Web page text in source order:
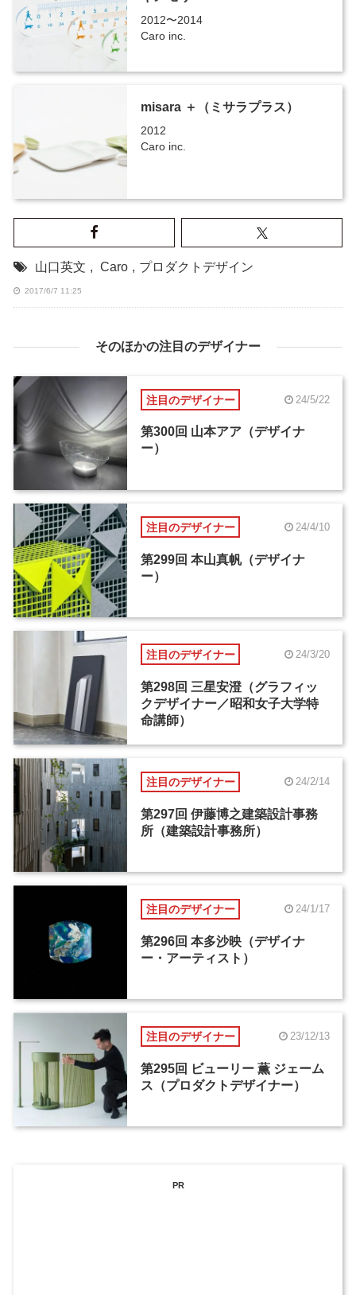
2012〜2014
Caro inc.
misara ＋（ミサラプラス）
2012
Caro inc.
山口英文 , Caro , プロダクトデザイン
2017/6/7 11:25
そのほかの注目のデザイナー
注目のデザイナー 24/5/22
第300回 山本アア（デザイナ
ー）
注目のデザイナー 24/4/10
第299回 本山真帆（デザイナ
ー）
注目のデザイナー 24/3/20
第298回 三星安澄（グラフィッ
クデザイナー／昭和女子大学特
命講師）
注目のデザイナー 24/2/14
第297回 伊藤博之建築設計事務
所（建築設計事務所）
注目のデザイナー 24/1/17
第296回 本多沙映（デザイナ
ー・アーティスト）
注目のデザイナー 23/12/13
第295回 ビューリー 薫 ジェーム
ス（プロダクトデザイナー）
PR